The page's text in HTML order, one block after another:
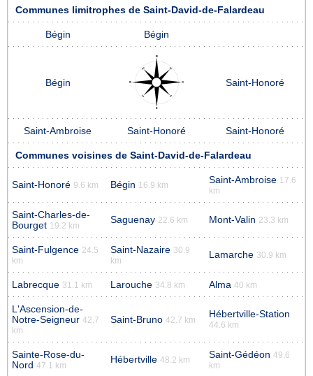
Communes limitrophes de Saint-David-de-Falardeau
Bégin Bégin
Bégin Saint-Honoré
Saint-Ambroise Saint-Honoré Saint-Honoré
Communes voisines de Saint-David-de-Falardeau
Saint-Honoré 9.6 km Bégin 16.9 km Saint-Ambroise 17.6
km
Saint-Charles-de-
Bourget 19.2 km
Saguenay 22.6 km Mont-Valin 23.3 km
Saint-Fulgence 24.5
km
Saint-Nazaire 30.9
km
Lamarche 30.9 km
Labrecque 31.1 km Larouche 34.8 km Alma 40 km
L'Ascension-de-
Notre-Seigneur 42.7
km
Saint-Bruno 42.7 km
Hébertville-Station
44.6 km
Sainte-Rose-du-
Nord 47.1 km
Hébertville 48.2 km Saint-Gédéon 49.6
km